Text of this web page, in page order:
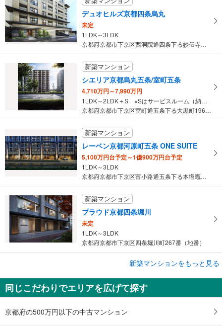
デュオヒルズ京都四条烏丸
未定
1LDK～3LDK
京都府京都市下京区西洞院通四条下る妙伝寺町706番、他2筆（地番）
新築マンション
シエリア京都烏丸五条/室町五条
4,710万円～7,990万円
1LDK～2LDK＋S ※Sはサービスルーム（納戸）です。
京都府京都市下京区室町通五条下る大黒町196番（地番）（烏丸五条…
新築マンション
レーベン京都河原町五条 ONE SUITE
5,100万円台予定～1億900万円台予定
1LDK～3LDK
京都府京都市下京区富小路通五条下る本塩竈町596番他（地番）
新築マンション
プラウド京都四条堀川
未定
1LDK～3LDK
京都府京都市下京区四条堀川町267番（地番）
新築マンション
ザ・四条烏丸レジデンス
7,900万円
1LDK＋S ※Sはサービスルーム（納戸）です。
新築マンションをもっと見る
同じこだわりでエリアを広げて探す
京都府の500万円以下の中古マンション